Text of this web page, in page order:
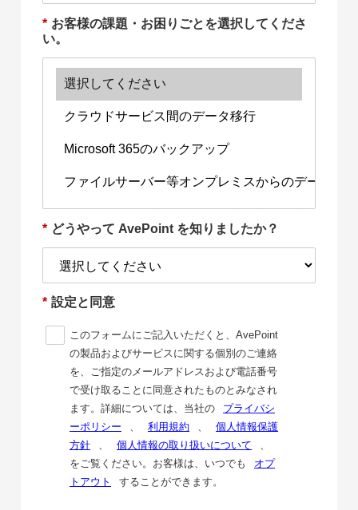
* お客様の課題・お困りごとを選択してくださ
い。
* どうやって AvePoint を知りましたか？
* 設定と同意
このフォームにご記入いただくと、AvePoint
の製品およびサービスに関する個別のご連絡
を、ご指定のメールアドレスおよび電話番号
で受け取ることに同意されたものとみなされ
ます。詳細については、当社の
プライバシ
ーポリシー
利用規約
個人情報保護
方針
個人情報の取り扱いについて
をご覧ください。お客様は、いつでも
オプ
トアウト
することができます。